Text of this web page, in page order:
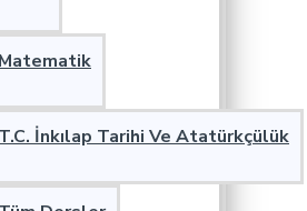
Matematik
T.C. İnkılap Tarihi Ve Atatürkçülük